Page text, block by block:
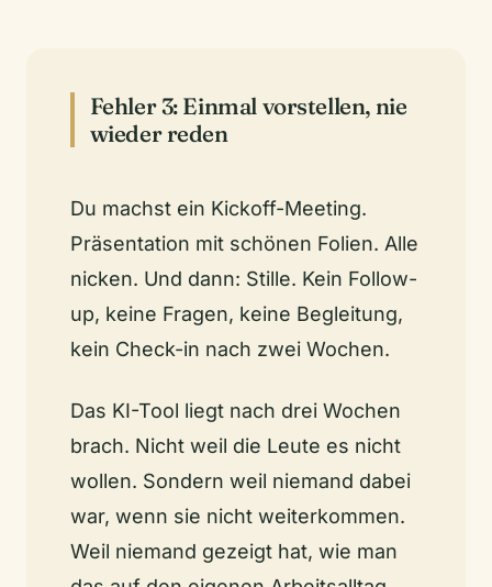
Fehler 3: Einmal vorstellen, nie
wieder reden
Du machst ein Kickoff-Meeting.
Präsentation mit schönen Folien. Alle
nicken. Und dann: Stille. Kein Follow-
up, keine Fragen, keine Begleitung,
kein Check-in nach zwei Wochen.
Das KI-Tool liegt nach drei Wochen
brach. Nicht weil die Leute es nicht
wollen. Sondern weil niemand dabei
war, wenn sie nicht weiterkommen.
Weil niemand gezeigt hat, wie man